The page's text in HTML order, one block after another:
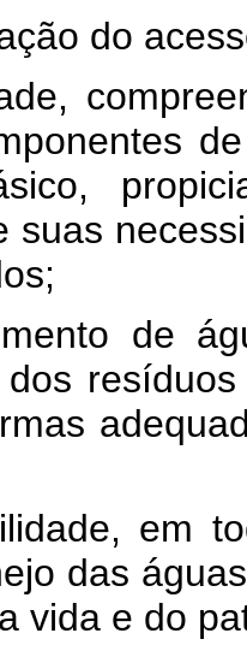
do
suas
de
em
das
vida e do